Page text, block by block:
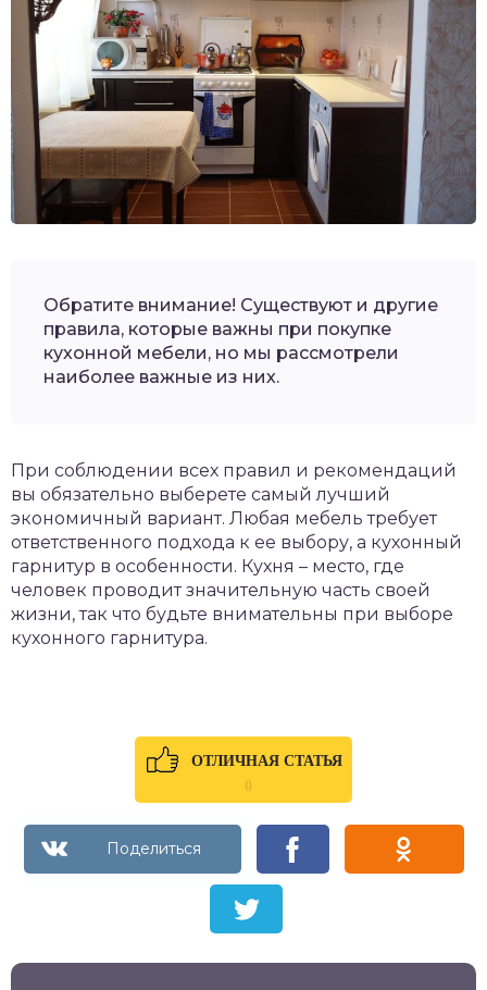
Обратите внимание! Существуют и другие
правила, которые важны при покупке
кухонной мебели, но мы рассмотрели
наиболее важные из них.
При соблюдении всех правил и рекомендаций
вы обязательно выберете самый лучший
экономичный вариант. Любая мебель требует
ответственного подхода к ее выбору, а кухонный
гарнитур в особенности. Кухня – место, где
человек проводит значительную часть своей
жизни, так что будьте внимательны при выборе
кухонного гарнитура.
ОТЛИЧНАЯ СТАТЬЯ
0